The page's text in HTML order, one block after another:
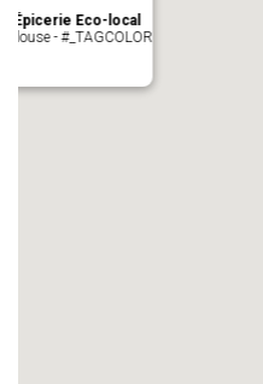
Épicerie Eco-local
- #_TAGCOLOR